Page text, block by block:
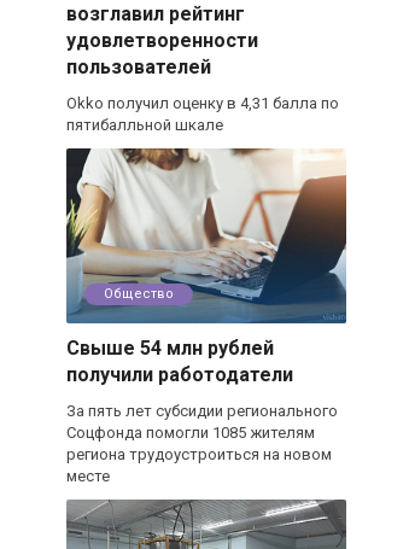
возглавил рейтинг
удовлетворенности
пользователей
Okko получил оценку в 4,31 балла по
пятибалльной шкале
Общество
Свыше 54 млн рублей
получили работодатели
За пять лет субсидии регионального
Соцфонда помогли 1085 жителям
региона трудоустроиться на новом
месте